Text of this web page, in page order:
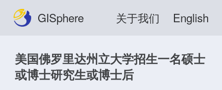
GISphere 关于我们 English
美国佛罗里达州立大学招生一名硕士
或博士研究生或博士后